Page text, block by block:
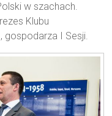
w szachach.
Klubu
gospodarza I Sesji.